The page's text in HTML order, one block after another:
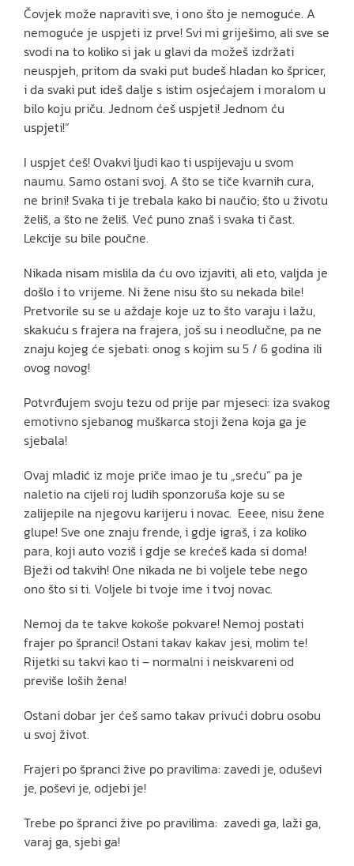
Čovjek može napraviti sve, i ono što je nemoguće. A
nemoguće je uspjeti iz prve! Svi mi griješimo, ali sve se
svodi na to koliko si jak u glavi da možeš izdržati
neuspjeh, pritom da svaki put budeš hladan ko špricer,
i da svaki put ideš dalje s istim osjećajem i moralom u
bilo koju priču. Jednom ćeš uspjeti! Jednom ću
uspjeti!“
I uspjet ćeš! Ovakvi ljudi kao ti uspijevaju u svom
naumu. Samo ostani svoj. A što se tiče kvarnih cura,
ne brini! Svaka ti je trebala kako bi naučio; što u životu
želiš, a što ne želiš. Već puno znaš i svaka ti čast.
Lekcije su bile poučne.
Nikada nisam mislila da ću ovo izjaviti, ali eto, valjda je
došlo i to vrijeme. Ni žene nisu što su nekada bile!
Pretvorile su se u aždaje koje uz to što varaju i lažu,
skakuću s frajera na frajera, još su i neodlučne, pa ne
znaju kojeg će sjebati: onog s kojim su 5 / 6 godina ili
ovog novog!
Potvrđujem svoju tezu od prije par mjeseci: iza svakog
emotivno sjebanog muškarca stoji žena koja ga je
sjebala!
Ovaj mladić iz moje priče imao je tu „sreću“ pa je
naletio na cijeli roj ludih sponzoruša koje su se
zalijepile na njegovu karijeru i novac. Eeee, nisu žene
glupe! Sve one znaju frende, i gdje igraš, i za koliko
para, koji auto voziš i gdje se krećeš kada si doma!
Bježi od takvih! One nikada ne bi voljele tebe nego
ono što si ti. Voljele bi tvoje ime i tvoj novac.
Nemoj da te takve kokoše pokvare! Nemoj postati
frajer po špranci! Ostani takav kakav jesi, molim te!
Rijetki su takvi kao ti – normalni i neiskvareni od
previše loših žena!
Ostani dobar jer ćeš samo takav privući dobru osobu
u svoj život.
Frajeri po špranci žive po pravilima: zavedi je, oduševi
je, poševi je, odjebi je!
Trebe po špranci žive po pravilima: zavedi ga, laži ga,
varaj ga, sjebi ga!